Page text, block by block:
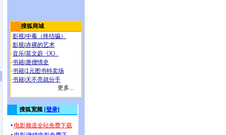
搜狐商城
·影视 中毒（终结骗）
·影视 赤裸的艺术
·音乐 莫文蔚《X》
·书籍 唐僧情史
·书籍 1元图书特卖场
·书籍 天不亮就分手
更多...